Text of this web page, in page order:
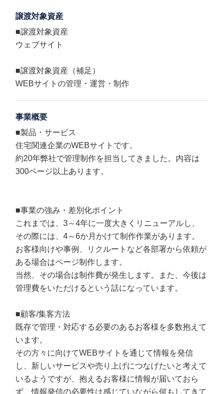
譲渡対象資産
■譲渡対象資産
ウェブサイト
■譲渡対象資産（補足）
WEBサイトの管理・運営・制作
事業概要
■製品・サービス
住宅関連企業のWEBサイトです。
約20年弊社で管理制作を担当してきました。内容は
300ページ以上あります。
■事業の強み・差別化ポイント
これまでは、3～4年に一度大きくリニューアルし、
その際には、4～6か月かけて制作作業があります。
お客様向けや事例、リクルートなど各部署から依頼が
ある場合はページ制作します。
当然、その場合は制作費が発生します。また、今後は
管理費をいただけるという話になっています。
■顧客/集客方法
既存で管理・対応する必要のあるお客様を多数抱えて
います。
その方々に向けてWEBサイトを通じて情報を発信
し、新しいサービスや売り上げにつなげたいと考えて
いるようですが、抱えるお客様に情報が届いておら
ず、情報発信の必要性は感じていながら何もしてきて